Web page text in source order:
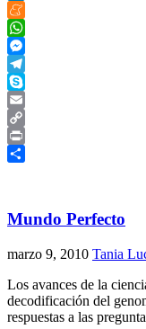
LinkedIn
Meneame
WhatsApp
Messenger
Telegram
Skype
Email
Copy
Link
Print
Mundo Perfecto
marzo 9, 2010 Tania
Los avances de la
decodificación del
respuestas a las